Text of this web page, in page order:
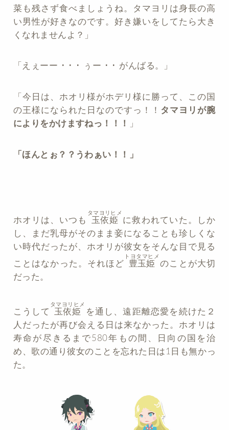
菜も残さず食べましょうね。タマヨリは身長の高
い男性が好きなのです。好き嫌いをしてたら大き
くなれませんよ？」
「えぇーー ･ ･ ･ ぅー ･ ･ がんばる。」
「今日は、ホオリ様がホデリ様に勝って、この国
の王様になられた日なのですっ！！ タマヨリが腕
によりをかけますねっ！！！
」
「ほんとぉ？？うわぁい！！」
ホオリは、いつも 玉依姫
タマヨリヒメ
に救われていた。しか
し、まだ乳母がそのまま妾になることも珍しくな
い時代だったが、ホオリが彼女をそんな目で見る
ことはなかった。それほど
豊玉姫
トヨタマヒメ
のことが大切
だった。
こうして 玉依姫
タマヨリヒメ
を通し、遠距離恋愛を続けた２
人だったが再び会える日は来なかった。ホオリは
寿命が尽きるまで580年もの間、日向の国を治
め、歌の通り彼女のことを忘れた日は1日も無かっ
た。